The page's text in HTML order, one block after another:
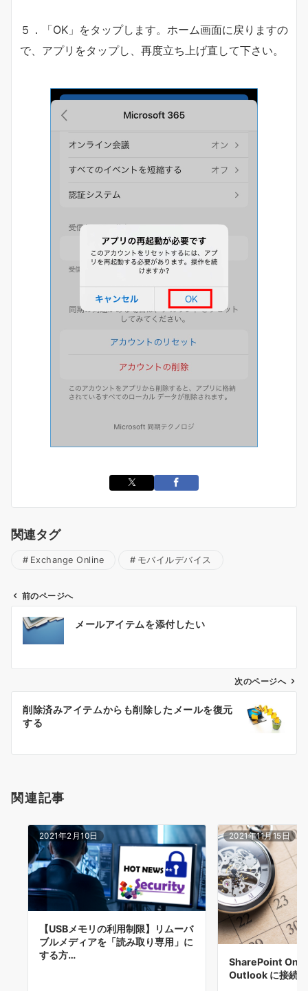
５．「OK」をタップします。ホーム画面に戻りますの
で、アプリをタップし、再度立ち上げ直して下さい。
関連タグ
Exchange Online モバイルデバイス
ビ
ン
前のページへ
メールアイテムを添付したい
次のページへ
削除済みアイテムからも削除したメールを復元
する
関連記事
2021年2月10日
【USBメモリの利用制限】リムーバ
ブルメディアを「読み取り専用」に
する方…
2021年11月15日
SharePoint
Outlook に接続